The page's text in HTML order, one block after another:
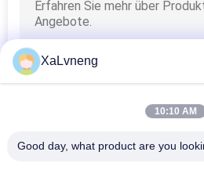
XaLvneng
10:10 AM
Good day, what product are you